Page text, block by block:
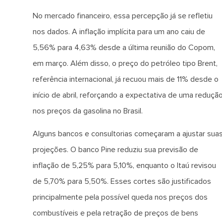
No mercado financeiro, essa percepção já se refletiu
nos dados. A inflação implícita para um ano caiu de
5,56% para 4,63% desde a última reunião do Copom,
em março. Além disso, o preço do petróleo tipo Brent,
referência internacional, já recuou mais de 11% desde o
início de abril, reforçando a expectativa de uma
nos preços da gasolina no Brasil.
Alguns bancos e consultorias começaram a ajustar
projeções. O banco Pine reduziu sua previsão de
inflação de 5,25% para 5,10%, enquanto o Itaú revisou
de 5,70% para 5,50%. Esses cortes são justificados
principalmente pela possível queda nos preços dos
combustíveis e pela retração de preços de bens